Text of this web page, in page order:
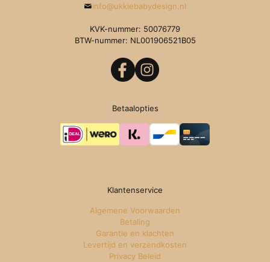
info@ukkiebabydesign.nl
KVK-nummer: 50076779
BTW-nummer: NL001906521B05
Betaalopties
Klantenservice
Algemene Voorwaarden
Betaling
Garantie en klachten
Levertijd en verzendkosten
Privacy Beleid